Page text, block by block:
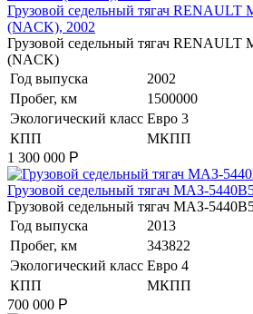
​Грузовой седельный тягач
(NACK), 2002
​Грузовой седельный тягач
(NACK)
Год выпуска
2002
Пробег, км
1500000
Экологический класс Евро 3
КПП
МКПП
1 300 000 Р
​Грузовой седельный тягач МАЗ-
​Грузовой седельный тягач МАЗ-
Год выпуска
2013
Пробег, км
343822
Экологический класс Евро 4
КПП
МКПП
700 000 Р